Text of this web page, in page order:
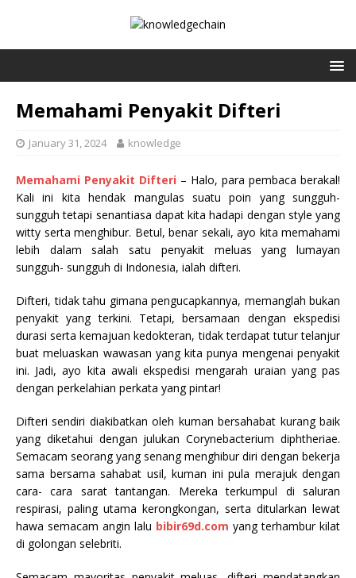
Memahami Penyakit Difteri
January 31, 2024 knowledge
Memahami Penyakit Difteri – Halo, para pembaca berakal!
Kali ini kita hendak mangulas suatu poin yang sungguh-
sungguh tetapi senantiasa dapat kita hadapi dengan style yang
witty serta menghibur. Betul, benar sekali, ayo kita memahami
lebih dalam salah satu penyakit meluas yang lumayan
sungguh- sungguh di Indonesia, ialah difteri.
Difteri, tidak tahu gimana pengucapkannya, memanglah bukan
penyakit yang terkini. Tetapi, bersamaan dengan ekspedisi
durasi serta kemajuan kedokteran, tidak terdapat tutur telanjur
buat meluaskan wawasan yang kita punya mengenai penyakit
ini. Jadi, ayo kita awali ekspedisi mengarah uraian yang pas
dengan perkelahian perkata yang pintar!
Difteri sendiri diakibatkan oleh kuman bersahabat kurang baik
yang diketahui dengan julukan Corynebacterium diphtheriae.
Semacam seorang yang senang menghibur diri dengan bekerja
sama bersama sahabat usil, kuman ini pula merajuk dengan
cara- cara sarat tantangan. Mereka terkumpul di saluran
respirasi, paling utama kerongkongan, serta ditularkan lewat
hawa semacam angin lalu bibir69d.com yang terhambur kilat
di golongan selebriti.